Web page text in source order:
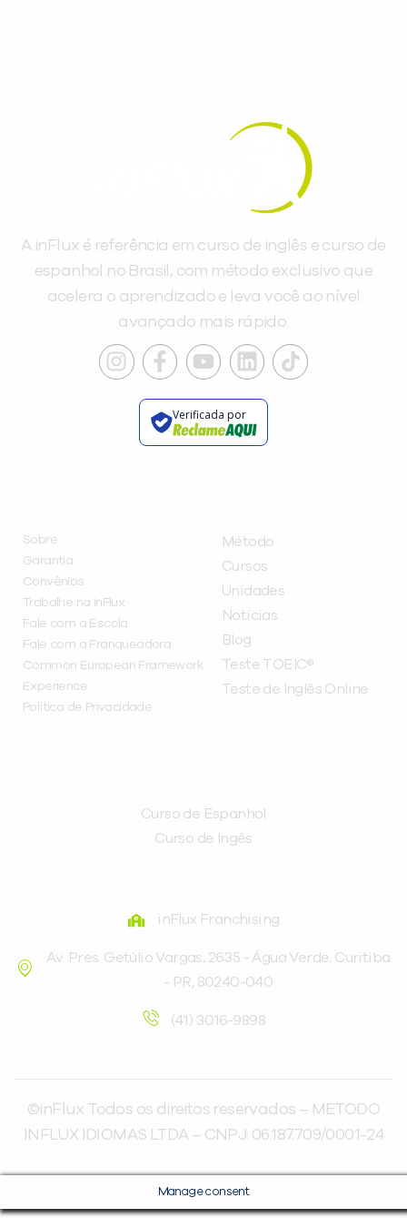
A inFlux é referência em curso de inglês e curso de
espanhol no Brasil, com método exclusivo que
acelera o aprendizado e leva você ao nível
avançado mais rápido.
Verificada por
Sobre
Garantia
Convênios
Trabalhe na inFlux
Fale com a Escola
Fale com a Franqueadora
Common European Framework
Experience
Política de Privacidade
Método
Cursos
Unidades
Notícias
Blog
Teste TOEIC®
Teste de Inglês Online
Curso de Espanhol
Curso de Ingês
inFlux Franchising
Av. Pres. Getúlio Vargas, 2635 - Água Verde, Curitiba
- PR, 80240-040
(41) 3016-9898
©inFlux Todos os direitos reservados – METODO
INFLUX IDIOMAS LTDA – CNPJ: 06.187.709/0001-24
Manage consent